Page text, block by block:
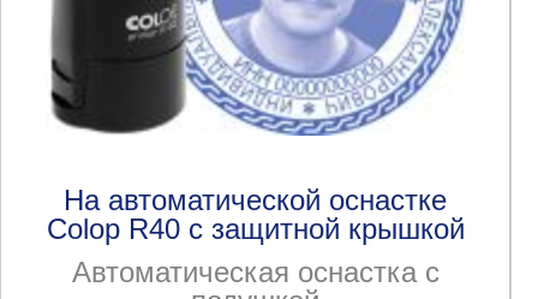
На автоматической оснастке
Colop R40 с защитной крышкой
Автоматическая оснастка с